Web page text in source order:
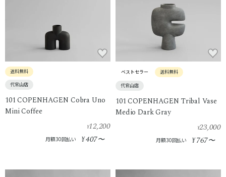
送料無料
代官山店
101 COPENHAGEN Cobra Uno
Mini Coffee
¥12,200
月額30回払い ¥407〜
ベストセラー 送料無料
代官山店
101 COPENHAGEN Tribal Vase
Medio Dark Gray
¥23,000
月額30回払い ¥767〜